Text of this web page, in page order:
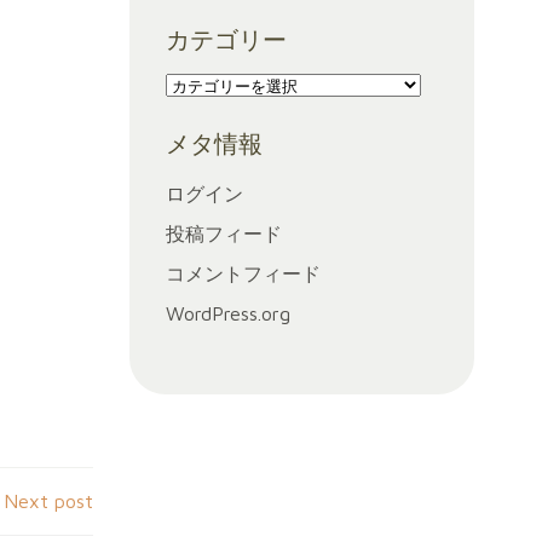
Next post
カ
イ
ブ
カテゴリー
カ
ゴ
ー
メタ情報
ログイン
投稿フィード
コメントフィード
WordPress.org